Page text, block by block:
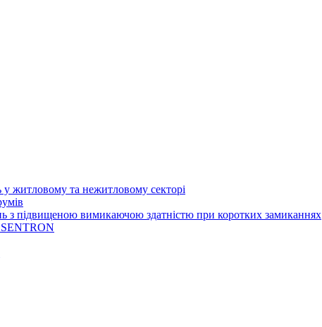
у житловому та нежитловому секторі
з підвищеною вимикаючою здатністю при коротких замиканнях
SENTRON